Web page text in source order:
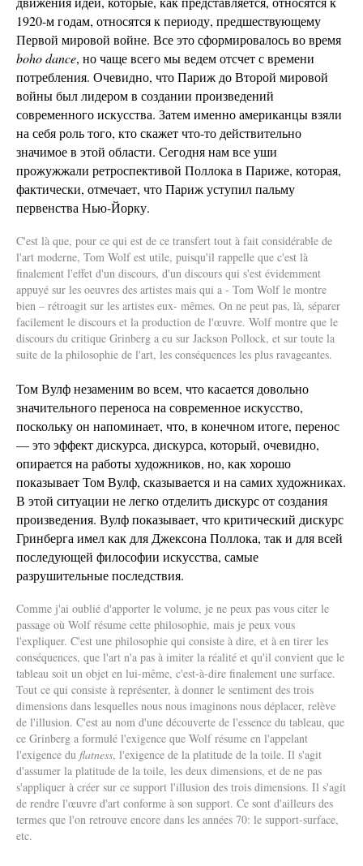
1920-м годам, относятся к периоду, предшествующему
Первой мировой войне. Все это сформировалось во время
boho dance, но чаще всего мы ведем отсчет с времени
потребления. Очевидно, что Париж до Второй мировой
войны был лидером в создании произведений
современного искусства. Затем именно американцы взяли
на себя роль того, кто скажет что-то действительно
значимое в этой области. Сегодня нам все уши
прожужжали ретроспективой Поллока в Париже, которая,
фактически, отмечает, что Париж уступил пальму
первенства Нью-Йорку.
C'est là que, pour ce qui est de ce transfert tout à fait considérable de
l'art moderne, Tom Wolf est utile, puisqu'il rappelle que c'est là
finalement l'effet d'un discours, d'un discours qui s'est évidemment
appuyé sur les oeuvres des artistes mais qui a - Tom Wolf le montre
bien – rétroagit sur les artistes eux- mêmes. On ne peut pas, là, séparer
facilement le discours et la production de l'œuvre. Wolf montre que le
discours du critique Grinberg a eu sur Jackson Pollock, et sur toute la
suite de la philosophie de l'art, les conséquences les plus ravageantes.
Том Вулф незаменим во всем, что касается довольно
значительного переноса на современное искусство,
поскольку он напоминает, что, в конечном итоге, перенос
— это эффект дискурса, дискурса, который, очевидно,
опирается на работы художников, но, как хорошо
показывает Том Вулф, сказывается и на самих художниках.
В этой ситуации не легко отделить дискурс от создания
произведения. Вулф показывает, что критический дискурс
Гринберга имел как для Джексона Поллока, так и для всей
последующей философии искусства, самые
разрушительные последствия.
Comme j'ai oublié d'apporter le volume, je ne peux pas vous citer le
passage où Wolf résume cette philosophie, mais je peux vous
l'expliquer. C'est une philosophie qui consiste à dire, et à en tirer les
conséquences, que l'art n'a pas à imiter la réalité et qu'il convient que le
tableau soit un objet en lui-même, c'est-à-dire finalement une surface.
Tout ce qui consiste à représenter, à donner le sentiment des trois
dimensions dans lesquelles nous nous imaginons nous déplacer, relève
de l'illusion. C'est au nom d'une découverte de l'essence du tableau, que
ce Grinberg a formulé l'exigence que Wolf résume en l'appelant
l'exigence du flatness, l'exigence de la platitude de la toile. Il s'agit
d'assumer la platitude de la toile, les deux dimensions, et de ne pas
s'appliquer à créer sur ce support l'illusion des trois dimensions. Il s'agit
de rendre l'œuvre d'art conforme à son support. Ce sont d'ailleurs des
termes que l'on retrouve encore dans les années 70: le support-surface,
etc.